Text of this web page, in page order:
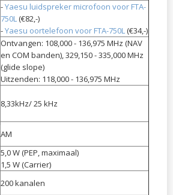
-Yaesu luidspreker microfoon voor FTA-
750L (€82,-)
-Yaesu oortelefoon voor FTA-750L (€34,-)
Ontvangen: 108,000 - 136,975 MHz (NAV
en COM banden), 329,150 - 335,000 MHz
(glide slope)
Uitzenden: 118,000 - 136,975 MHz
8,33kHz/ 25 kHz
AM
5,0 W (PEP, maximaal)
​1,5 W (Carrier)
200 kanalen